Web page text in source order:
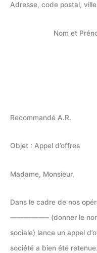
Adresse, code postal,
Nom et
Recommandé A.R.
Objet : Appel d’offres
Madame, Monsieur,
Dans le cadre de nos
—————– (donner le nom
sociale) lance un appel
société a bien été